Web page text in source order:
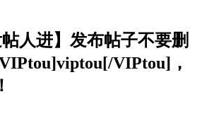
帖人进】发布帖子不要删
VIPtou]，